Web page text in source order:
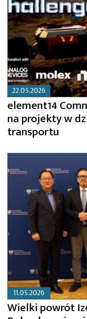
22.05.2026
element14
na projekty w
transportu
11.05.2026
Wielki powrót